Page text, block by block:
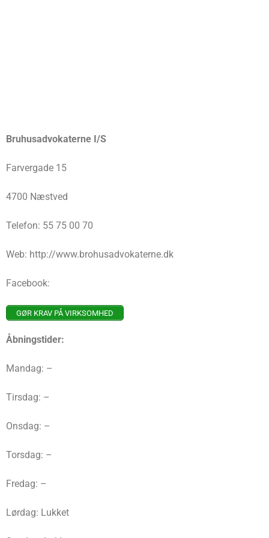
Bruhusadvokaterne I/S
Farvergade 15
4700 Næstved
Telefon: 55 75 00 70
Web: http://www.brohusadvokaterne.dk
Facebook:
GØR KRAV PÅ VIRKSOMHED
Åbningstider:
Mandag: –
Tirsdag: –
Onsdag: –
Torsdag: –
Fredag: –
Lørdag: Lukket